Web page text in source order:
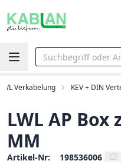
Verkabelung KEV + DIN
LWL AP Box
MM
Artikel-Nr: 198536006